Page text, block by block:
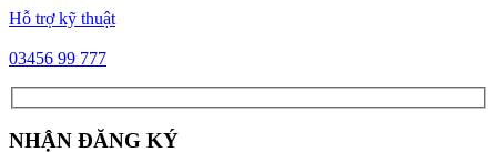
Hỗ trợ kỹ thuật
03456 99 777
NHẬN ĐĂNG KÝ